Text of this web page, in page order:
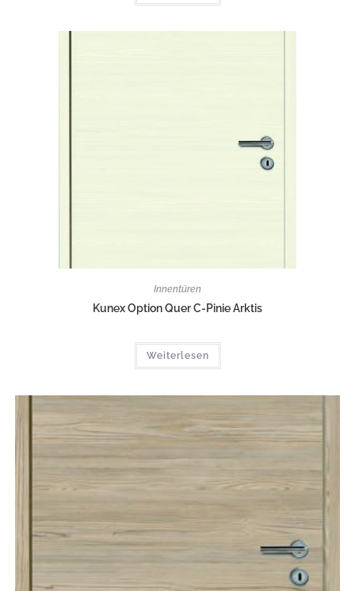
Innentüren
Kunex Option Quer C-Pinie Arktis
Weiterlesen